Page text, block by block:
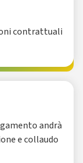
contrattuali
andrà
e collaudo